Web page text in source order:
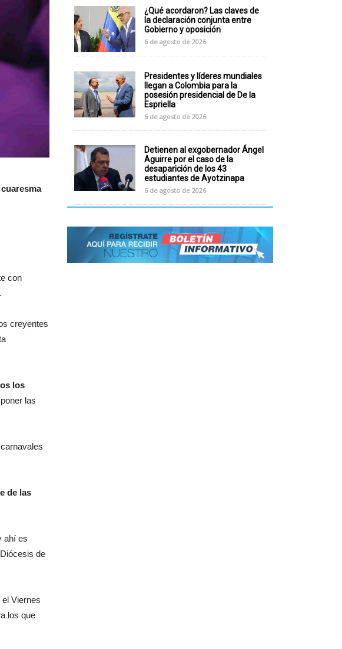
con
creyentes
los
las
de las
ahí es
de
Viernes
los que
¿Qué acordaron? Las claves de
la declaración conjunta entre
Gobierno y oposición
6 de agosto de 2026
Presidentes y líderes mundiales
llegan a Colombia para la
posesión presidencial de De la
Espriella
6 de agosto de 2026
Detienen al exgobernador Ángel
Aguirre por el caso de la
desaparición de los 43
estudiantes de Ayotzinapa
6 de agosto de 2026